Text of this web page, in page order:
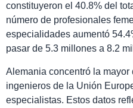
constituyeron el 40.8% del
número de profesionales
especialidades aumentó
pasar de 5.3 millones a 8.2
Alemania concentró la
ingenieros de la Unión
especialistas. Estos datos